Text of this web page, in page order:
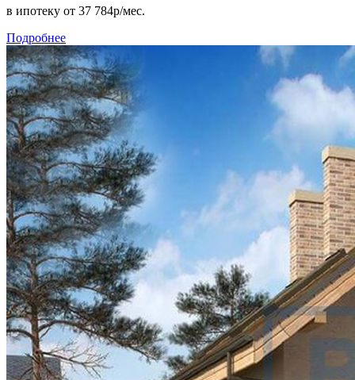
в ипотеку от 37 784р/мес.
Подробнее